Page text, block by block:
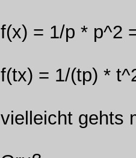
f(x) = 1/p * p^2
f(tx) = 1/(tp) *
vielleicht gehts